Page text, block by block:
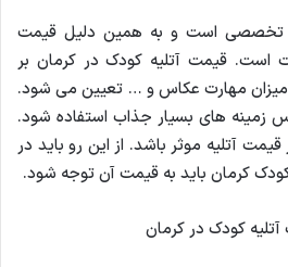
تخصصی است و به همین دلیل قیمت
است. قیمت آتلیه کودک در کرمان بر
میزان مهارت عکاس و … تعیین می شود.
های بسیار جذاب استفاده شود.
آتلیه موثر باشد. از این رو باید در
کودک کرمان باید به قیمت آن توجه شود.